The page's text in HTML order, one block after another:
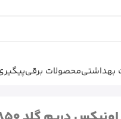
بهداشتیمحصولات برقی